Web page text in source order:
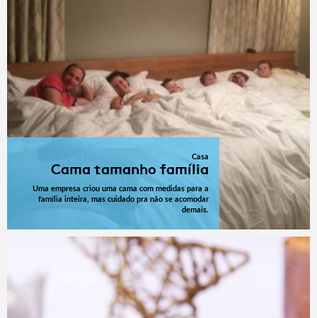
Casa
Cama tamanho família
Uma empresa criou uma cama com medidas para a
família inteira, mas cuidado pra não se acomodar
demais.